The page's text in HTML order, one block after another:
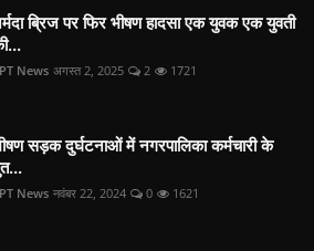
ब्रिज पर फिर भीषण हादसा एक युवक एक युवती
News अगस्त 2, 2025 2 1721
सड़क दुर्घटनाओं में नगरपालिका कर्मचारी के
News नवंबर 22, 2024 0 1621